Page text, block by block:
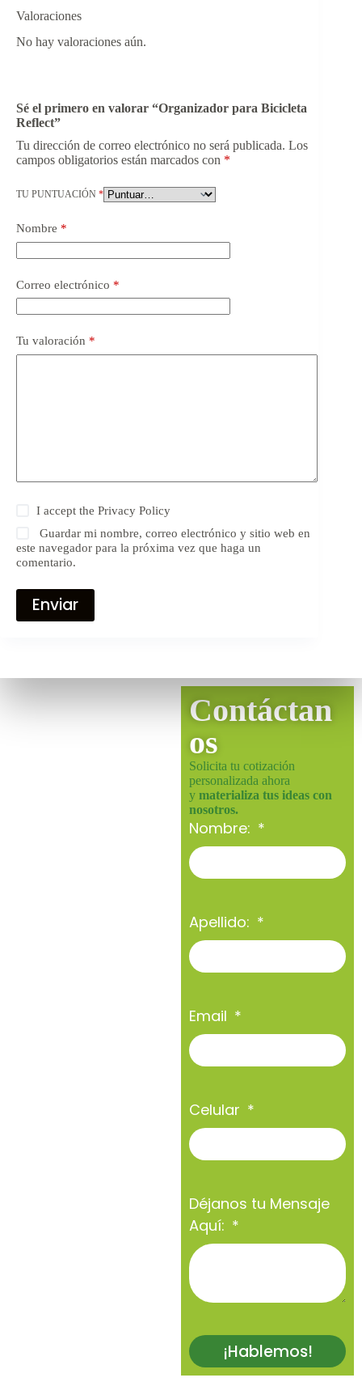
Valoraciones
No hay valoraciones aún.
Sé el primero en valorar “Organizador para Bicicleta
Reflect”
Tu dirección de correo electrónico no será publicada. Los
campos obligatorios están marcados con *
TU PUNTUACIÓN *
Nombre *
Correo electrónico *
Tu valoración *
I accept thePrivacy Policy
Guardar mi nombre, correo electrónico y sitio web en
este navegador para la próxima vez que haga un
comentario.
Enviar
Contáctan
os
Solicita tu cotización
personalizada ahora
y materializa tus ideas con
nosotros.
Nombre:
Apellido:
Email
Celular
Déjanos tu Mensaje
Aquí:
¡Hablemos!